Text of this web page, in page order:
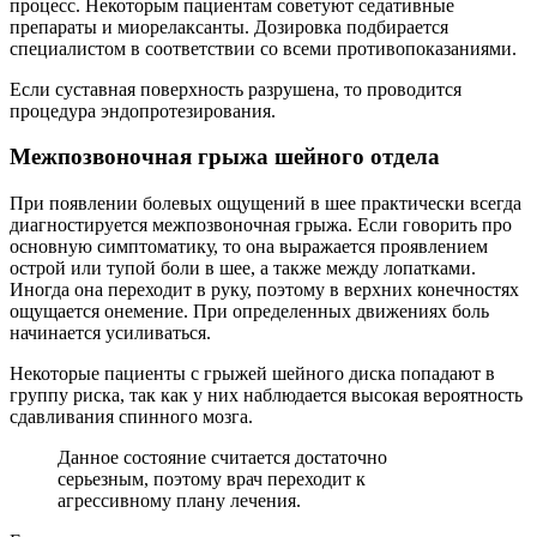
процесс. Некоторым пациентам советуют седативные
препараты и миорелаксанты. Дозировка подбирается
специалистом в соответствии со всеми противопоказаниями.
Если суставная поверхность разрушена, то проводится
процедура эндопротезирования.
Межпозвоночная грыжа шейного отдела
При появлении болевых ощущений в шее практически всегда
диагностируется межпозвоночная грыжа. Если говорить про
основную симптоматику, то она выражается проявлением
острой или тупой боли в шее, а также между лопатками.
Иногда она переходит в руку, поэтому в верхних конечностях
ощущается онемение. При определенных движениях боль
начинается усиливаться.
Некоторые пациенты с грыжей шейного диска попадают в
группу риска, так как у них наблюдается высокая вероятность
сдавливания спинного мозга.
Данное состояние считается достаточно
серьезным, поэтому врач переходит к
агрессивному плану лечения.